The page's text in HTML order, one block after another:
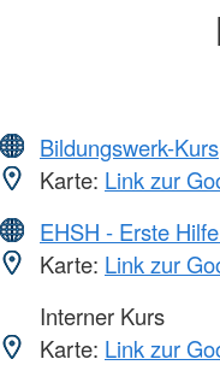
Bildungswerk-Kurs
Karte: Link zur
EHSH - Erste
Karte: Link zur
Interner Kurs
Karte: Link zur